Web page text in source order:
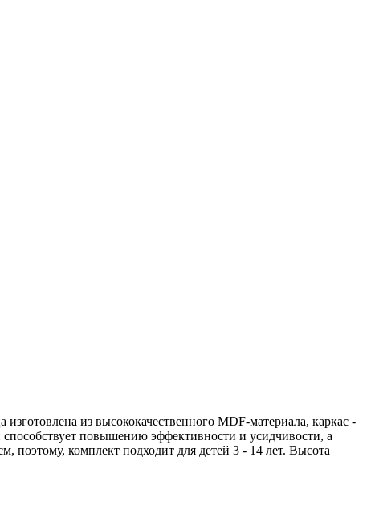
из высококачественного MDF-материала, каркас -
повышению эффективности и усидчивости, а
поэтому, комплект подходит для детей 3 - 14 лет. Высота